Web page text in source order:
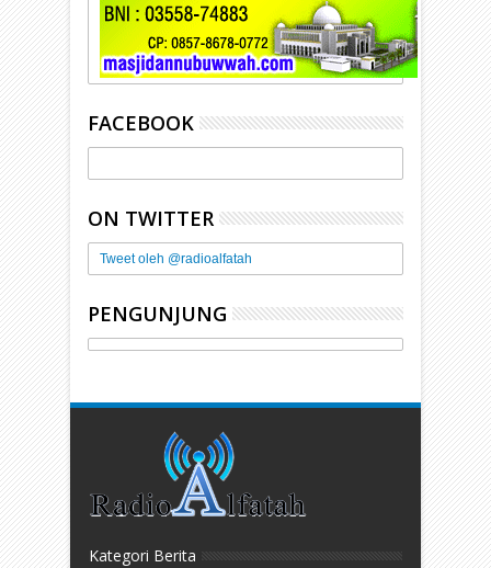
FACEBOOK
ON TWITTER
Tweet oleh @radioalfatah
PENGUNJUNG
Kategori Berita